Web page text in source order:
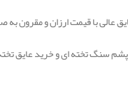
با قیمت ارزان و مقرون
سنگ تخته ای و خرید عایق